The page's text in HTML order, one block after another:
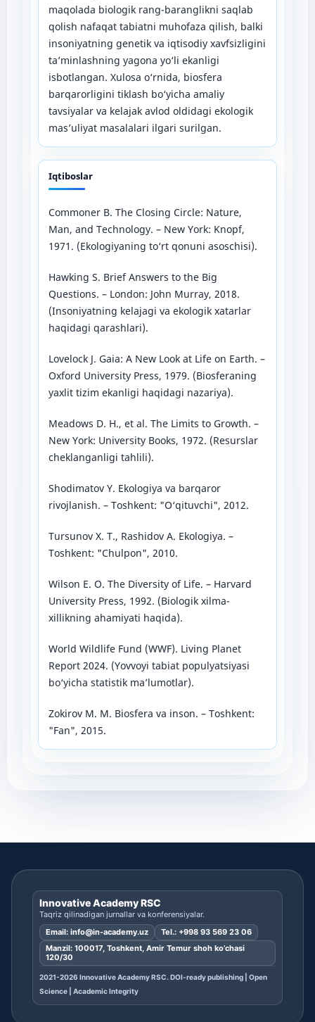
maqolada biologik rang-baranglikni saqlab
qolish nafaqat tabiatni muhofaza qilish, balki
insoniyatning genetik va iqtisodiy xavfsizligini
ta’minlashning yagona yo‘li ekanligi
isbotlangan. Xulosa o‘rnida, biosfera
barqarorligini tiklash bo‘yicha amaliy
tavsiyalar va kelajak avlod oldidagi ekologik
mas’uliyat masalalari ilgari surilgan.
Iqtiboslar
Commoner B. The Closing Circle: Nature,
Man, and Technology. – New York: Knopf,
1971. (Ekologiyaning to‘rt qonuni asoschisi).
Hawking S. Brief Answers to the Big
Questions. – London: John Murray, 2018.
(Insoniyatning kelajagi va ekologik xatarlar
haqidagi qarashlari).
Lovelock J. Gaia: A New Look at Life on Earth. –
Oxford University Press, 1979. (Biosferaning
yaxlit tizim ekanligi haqidagi nazariya).
Meadows D. H., et al. The Limits to Growth. –
New York: University Books, 1972. (Resurslar
cheklanganligi tahlili).
Shodimatov Y. Ekologiya va barqaror
rivojlanish. – Toshkent: "O‘qituvchi", 2012.
Tursunov X. T., Rashidov A. Ekologiya. –
Toshkent: "Chulpon", 2010.
Wilson E. O. The Diversity of Life. – Harvard
University Press, 1992. (Biologik xilma-
xillikning ahamiyati haqida).
World Wildlife Fund (WWF). Living Planet
Report 2024. (Yovvoyi tabiat populyatsiyasi
bo‘yicha statistik ma’lumotlar).
Zokirov M. M. Biosfera va inson. – Toshkent:
"Fan", 2015.
Innovative Academy RSC
Taqriz qilinadigan jurnallar va konferensiyalar.
Email: info@in-academy.uz Tel.: +998 93 569 23 06
Manzil: 100017, Toshkent, Amir Temur shoh ko’chasi
120/30
2021-2026 Innovative Academy RSC. DOI-ready publishing | Open
Science | Academic Integrity